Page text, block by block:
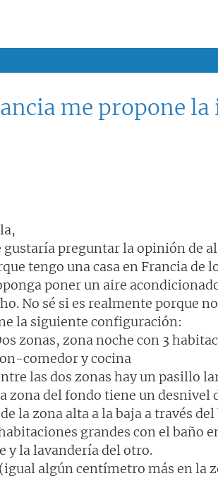
me propone
gustaría preguntar la opinión de
tengo una casa en Francia de
poner un aire
No sé si es realmente porque
la siguiente configuración:
zonas, zona noche con 3
comedor y cocina
las dos zonas hay un pasillo
zona del fondo tiene un desnivel
la zona alta a la baja a través
grandes con el baño
y la lavandería del otro.
algún centímetro más en la